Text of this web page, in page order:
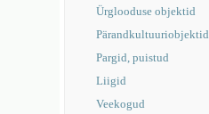
Ürglooduse objektid
Pärandkultuuriobjektid
Pargid, puistud
Liigid
Veekogud